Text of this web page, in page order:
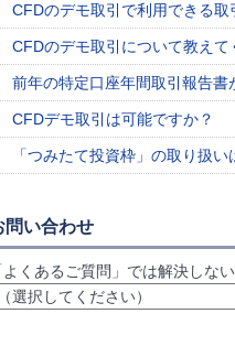
CFDのデモ取引で利用できる取
CFDのデモ取引について教えて
前年の特定口座年間取引報告書
CFDデモ取引は可能ですか？
「つみたて投資枠」の取り扱い
問い合わせ
よくあるご質問」では解決しな